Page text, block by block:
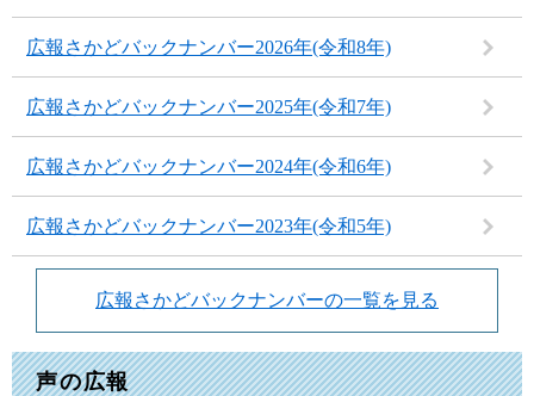
広報さかどバックナンバー2026年(令和8年)
広報さかどバックナンバー2025年(令和7年)
広報さかどバックナンバー2024年(令和6年)
広報さかどバックナンバー2023年(令和5年)
広報さかどバックナンバーの一覧を見る
声の広報